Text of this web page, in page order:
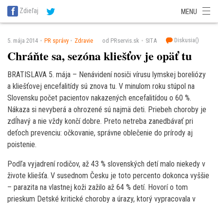
SITA Energetika
SITA Potravinárstvo
Zdieľaj MENU
5. mája 2014 PR správy Zdravie od PRservis.sk SITA Diskusia()
Chráňte sa, sezóna kliešťov je opäť tu
BRATISLAVA 5. mája – Nenávidení nosiči vírusu lymskej boreliózy
a kliešťovej encefalitídy sú znova tu. V minulom roku stúpol na
Slovensku počet pacientov nakazených encefalitídou o 60 %.
Nákaza si nevyberá a ohrozené sú najmä deti. Priebeh choroby je
zdĺhavý a nie vždy končí dobre. Preto netreba zanedbávať pri
deťoch prevenciu: očkovanie, správne oblečenie do prírody aj
poistenie.
Podľa vyjadrení rodičov, až 43 % slovenských detí malo niekedy v
živote kliešťa. V susednom Česku je toto percento dokonca vyššie
– parazita na vlastnej koži zažilo až 64 % detí. Hovorí o tom
prieskum Detské kritické choroby a úrazy, ktorý vypracovala v